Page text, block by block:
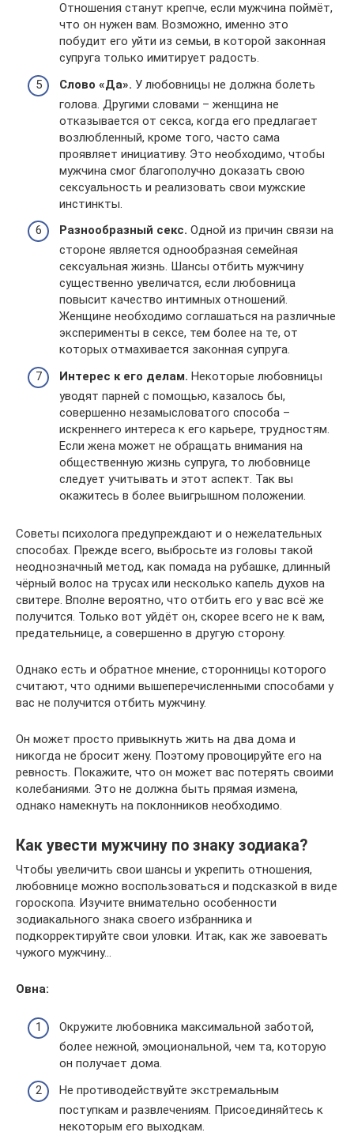
Отношения станут крепче, если мужчина поймёт,
что он нужен вам. Возможно, именно это
побудит его уйти из семьи, в которой законная
супруга только имитирует радость.
Слово «Да». У любовницы не должна болеть
голова. Другими словами – женщина не
отказывается от секса, когда его предлагает
возлюбленный, кроме того, часто сама
проявляет инициативу. Это необходимо, чтобы
мужчина смог благополучно доказать свою
сексуальность и реализовать свои мужские
инстинкты.
Разнообразный секс. Одной из причин связи на
стороне является однообразная семейная
сексуальная жизнь. Шансы отбить мужчину
существенно увеличатся, если любовница
повысит качество интимных отношений.
Женщине необходимо соглашаться на различные
эксперименты в сексе, тем более на те, от
которых отмахивается законная супруга.
Интерес к его делам. Некоторые любовницы
уводят парней с помощью, казалось бы,
совершенно незамысловатого способа –
искреннего интереса к его карьере, трудностям.
Если жена может не обращать внимания на
общественную жизнь супруга, то любовнице
следует учитывать и этот аспект. Так вы
окажитесь в более выигрышном положении.
Советы психолога предупреждают и о нежелательных
способах. Прежде всего, выбросьте из головы такой
неоднозначный метод, как помада на рубашке, длинный
чёрный волос на трусах или несколько капель духов на
свитере. Вполне вероятно, что отбить его у вас всё же
получится. Только вот уйдёт он, скорее всего не к вам,
предательнице, а совершенно в другую сторону.
Однако есть и обратное мнение, сторонницы которого
считают, что одними вышеперечисленными способами у
вас не получится отбить мужчину.
Он может просто привыкнуть жить на два дома и
никогда не бросит жену. Поэтому провоцируйте его на
ревность. Покажите, что он может вас потерять своими
колебаниями. Это не должна быть прямая измена,
однако намекнуть на поклонников необходимо.
Как увести мужчину по знаку зодиака?
Чтобы увеличить свои шансы и укрепить отношения,
любовнице можно воспользоваться и подсказкой в виде
гороскопа. Изучите внимательно особенности
зодиакального знака своего избранника и
подкорректируйте свои уловки. Итак, как же завоевать
чужого мужчину…
Овна:
Окружите любовника максимальной заботой,
более нежной, эмоциональной, чем та, которую
он получает дома.
Не противодействуйте экстремальным
поступкам и развлечениям. Присоединяйтесь к
некоторым его выходкам.